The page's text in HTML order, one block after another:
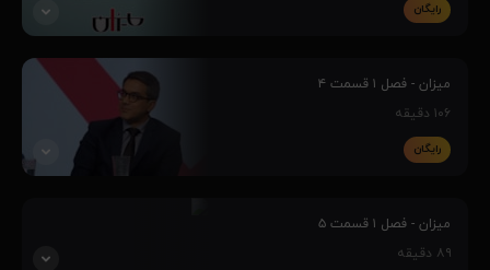
رایگان
مناظره‌ و گفتگو پیرامون انتخابات هیأت‌مدیره‌ سازمان نظام پزشکی کشور با
مشارکت طیف‌های مختلف انتخاباتی جامعه پزشکی.
میزان - فصل ۱ قسمت ۴
۱۰۶ دقیقه
رایگان
مشارکت طیف‌های مختلف انتخاباتی جامعه پزشکی.
میزان - فصل ۱ قسمت ۵
۸۹ دقیقه